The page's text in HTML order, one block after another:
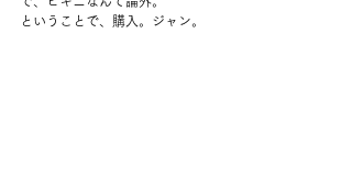
ということで、購入。ジャン。